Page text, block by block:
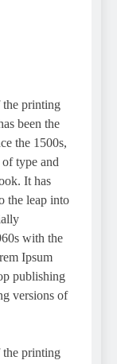
printing
been the
the 1500s,
type and
It has
the leap into
with the
Ipsum
publishing
versions of
printing